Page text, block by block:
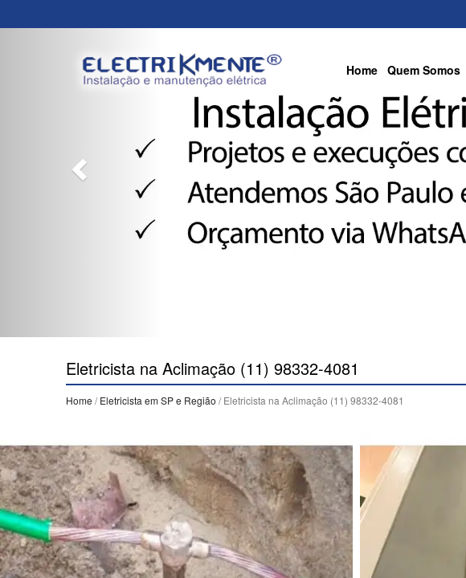
Home Quem Somos
Eletricista na Aclimação (11) 98332-4081
Home /Eletricista em SP e Região / Eletricista na Aclimação (11) 98332-4081